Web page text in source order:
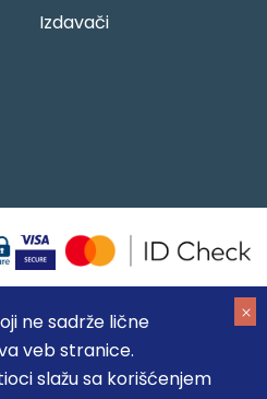
ne sadrže lične
veb stranice.
slažu sa korišćenjem
Izdavači
ne možemo garantovati da su